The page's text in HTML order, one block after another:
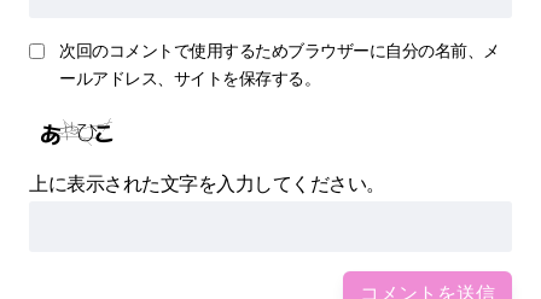
次回のコメントで使用するためブラウザーに自分の名前、メ
ールアドレス、サイトを保存する。
上に表示された文字を入力してください。